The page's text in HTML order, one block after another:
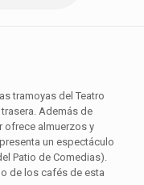
tramoyas del Teatro
Además de
ofrece almuerzos y
un espectáculo
Patio de Comedias).
de los cafés de esta